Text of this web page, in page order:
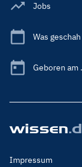
Jobs
Was
Geboren am
Footer
Impressum